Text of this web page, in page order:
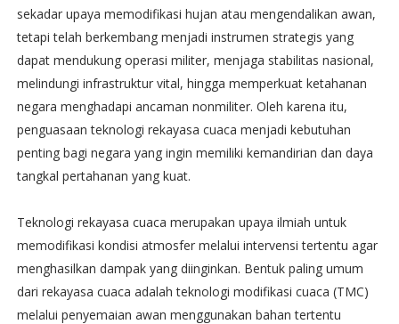
sekadar upaya memodifikasi hujan atau mengendalikan awan,
tetapi telah berkembang menjadi instrumen strategis yang
dapat mendukung operasi militer, menjaga stabilitas nasional,
melindungi infrastruktur vital, hingga memperkuat ketahanan
negara menghadapi ancaman nonmiliter. Oleh karena itu,
penguasaan teknologi rekayasa cuaca menjadi kebutuhan
penting bagi negara yang ingin memiliki kemandirian dan daya
tangkal pertahanan yang kuat.
Teknologi rekayasa cuaca merupakan upaya ilmiah untuk
memodifikasi kondisi atmosfer melalui intervensi tertentu agar
menghasilkan dampak yang diinginkan. Bentuk paling umum
dari rekayasa cuaca adalah teknologi modifikasi cuaca (TMC)
melalui penyemaian awan menggunakan bahan tertentu